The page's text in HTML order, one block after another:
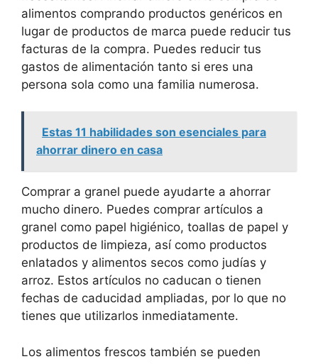
alimentos comprando productos genéricos en
lugar de productos de marca puede reducir tus
facturas de la compra. Puedes reducir tus
gastos de alimentación tanto si eres una
persona sola como una familia numerosa.
Estas 11 habilidades son esenciales para
ahorrar dinero en casa
Comprar a granel puede ayudarte a ahorrar
mucho dinero. Puedes comprar artículos a
granel como papel higiénico, toallas de papel y
productos de limpieza, así como productos
enlatados y alimentos secos como judías y
arroz. Estos artículos no caducan o tienen
fechas de caducidad ampliadas, por lo que no
tienes que utilizarlos inmediatamente.
Los alimentos frescos también se pueden